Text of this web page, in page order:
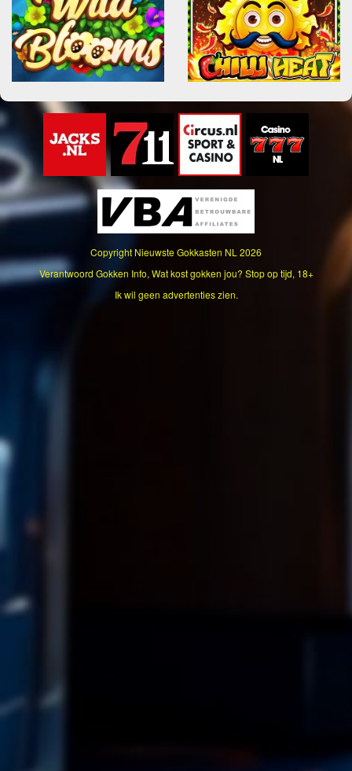
Copyright Nieuwste Gokkasten NL 2026
Verantwoord Gokken Info, Wat kost gokken jou? Stop op tijd, 18+
Ik wil geen advertenties zien.